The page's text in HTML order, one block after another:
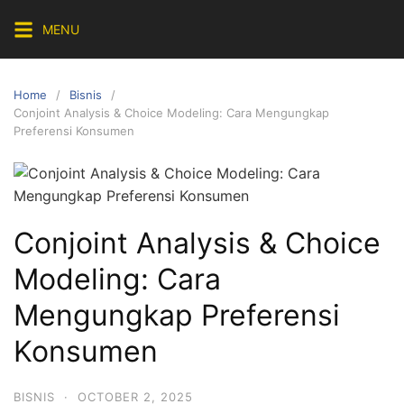
content
MENU
Home
Bisnis
Conjoint Analysis & Choice Modeling: Cara Mengungkap
Preferensi Konsumen
Conjoint Analysis & Choice
Modeling: Cara
Mengungkap Preferensi
Konsumen
BISNIS · OCTOBER 2, 2025